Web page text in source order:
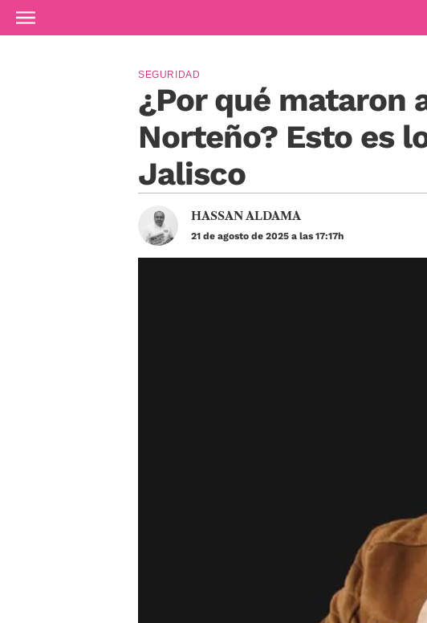
Ir al contenido principal
¿Por qué mataron
Norteño? Esto es
Jalisco
SEGURIDAD
HASSAN ALDAMA
21 de agosto de 2025 a las 17:17h